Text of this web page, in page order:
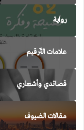
رواية
علامات التّرقيم
قصائدي وأشعاري
مقالات الضيوف